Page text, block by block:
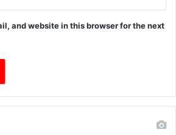
and website in this browser for the next